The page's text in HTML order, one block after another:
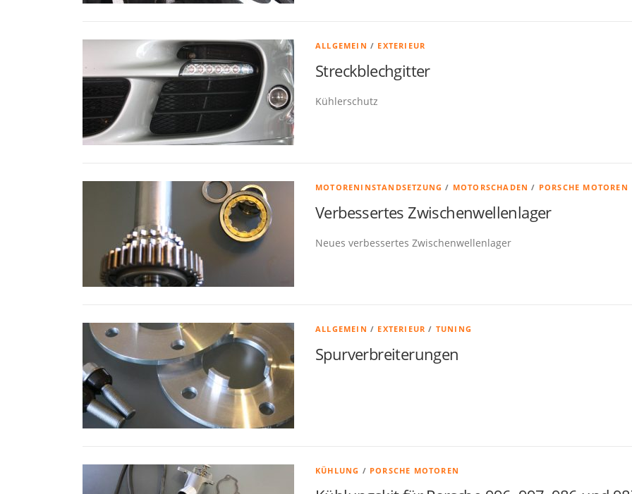
ALLGEMEIN / EXTERIEUR
Streckblechgitter
Kühlerschutz
MOTORENINSTANDSETZUNG / MOTORSCHADEN / PORSCHE MOTOREN
Verbessertes Zwischenwellenlager
Neues verbessertes Zwischenwellenlager
ALLGEMEIN / EXTERIEUR / TUNING
Spurverbreiterungen
KÜHLUNG / PORSCHE MOTOREN